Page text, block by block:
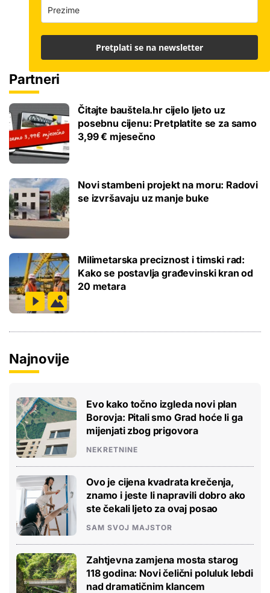
Partneri
Čitajte bauštela.hr cijelo ljeto uz
posebnu cijenu: Pretplatite se za samo
3,99 € mjesečno
Novi stambeni projekt na moru: Radovi
se izvršavaju uz manje buke
Milimetarska preciznost i timski rad:
Kako se postavlja građevinski kran od
20 metara
Najnovije
Evo kako točno izgleda novi plan
Borovja: Pitali smo Grad hoće li ga
mijenjati zbog prigovora
NEKRETNINE
Ovo je cijena kvadrata krečenja,
znamo i jeste li napravili dobro ako
ste čekali ljeto za ovaj posao
SAM SVOJ MAJSTOR
Zahtjevna zamjena mosta starog
118 godina: Novi čelični poluluk lebdi
nad dramatičnim klancem
Pretplati se na newsletter